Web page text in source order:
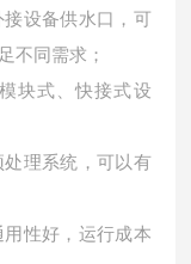
设备供水口，可
不同需求；
块式、快接式设
理系统，可以有
性好，运行成本